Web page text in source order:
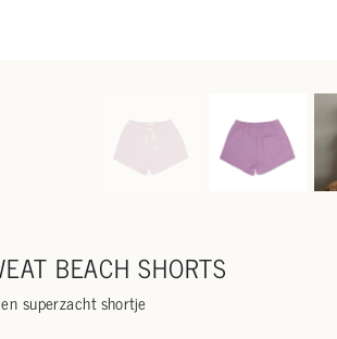
BEACH SHORTS
superzacht shortje